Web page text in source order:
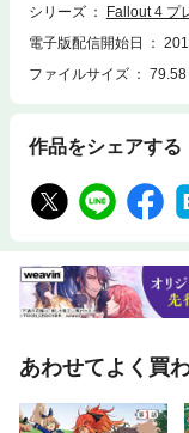
logos are registered
e U.S. and/or other
stered trademarks or
nd/or other countries.
シリーズ
Fallout 4 プ
電子版配信開始日
ファイルサイズ
79.58
作品をシェアする
あわせてよく買